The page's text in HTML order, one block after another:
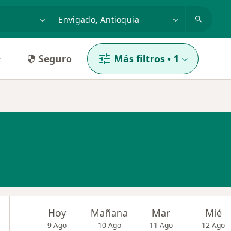
Seguro Más filtros• 1
Hoy
9 Ago
Mañana
10 Ago
Mar
11 Ago
Mié
12 Ago